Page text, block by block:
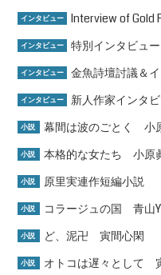
インタビュー Interview of Gold
インタビュー 特別インタビュ
インタビュー 金魚詩壇討議＆
インタビュー 新人作家インタ
小説 幕間は波のごとく 小
小説 本格的な女たち 小原
小説 原里実連作短編小説
小説 コラージュの国 青山
小説 ど、泥卍 寅間心閑
小説 オトコは遅々として